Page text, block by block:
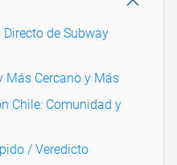
de Subway
Más Cercano y Más
Chile: Comunidad y
/ Veredicto